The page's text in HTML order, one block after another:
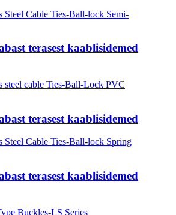
terasest kaablisidemed
terasest kaablisidemed
terasest kaablisidemed